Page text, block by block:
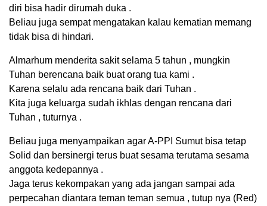
diri bisa hadir dirumah duka .
Beliau juga sempat mengatakan kalau kematian memang
tidak bisa di hindari.
Almarhum menderita sakit selama 5 tahun , mungkin
Tuhan berencana baik buat orang tua kami .
Karena selalu ada rencana baik dari Tuhan .
Kita juga keluarga sudah ikhlas dengan rencana dari
Tuhan , tuturnya .
Beliau juga menyampaikan agar A-PPI Sumut bisa tetap
Solid dan bersinergi terus buat sesama terutama sesama
anggota kedepannya .
Jaga terus kekompakan yang ada jangan sampai ada
perpecahan diantara teman teman semua , tutup nya (Red)